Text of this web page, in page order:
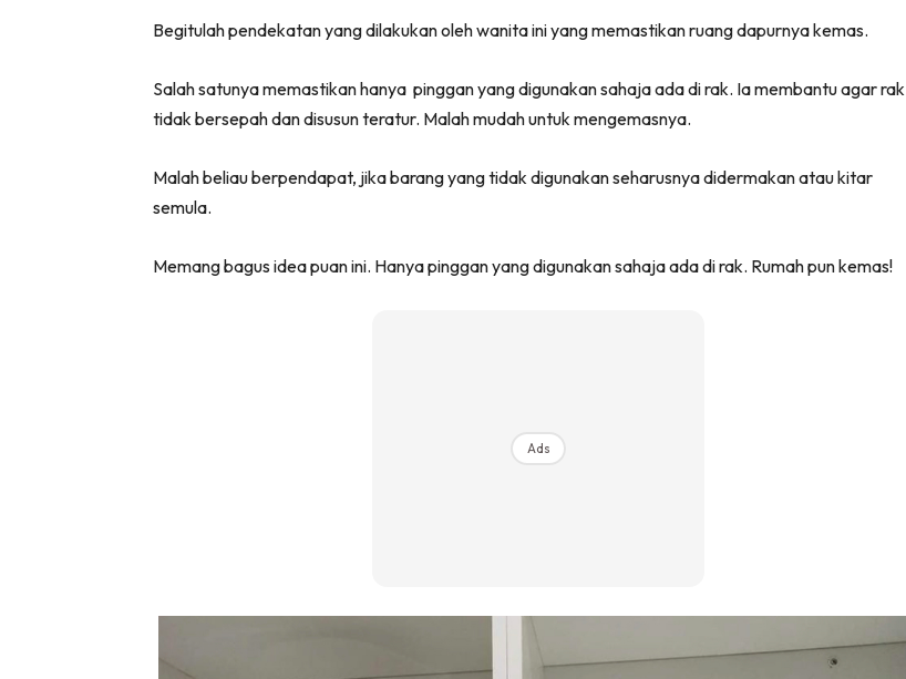
Begitulah pendekatan yang dilakukan oleh wanita ini yang memastikan ruang dapurnya kemas.
Salah satunya memastikan hanya pinggan yang digunakan sahaja ada di rak. Ia membantu agar rak
tidak bersepah dan disusun teratur. Malah mudah untuk mengemasnya.
Malah beliau berpendapat, jika barang yang tidak digunakan seharusnya didermakan atau kitar
semula.
Memang bagus idea puan ini. Hanya pinggan yang digunakan sahaja ada di rak. Rumah pun kemas!
Ads